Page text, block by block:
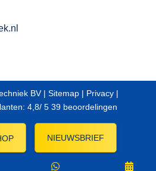
BV | Sitemap | Privacy |
4,8/ 5 39 beoordelingen
NIEUWSBRIEF